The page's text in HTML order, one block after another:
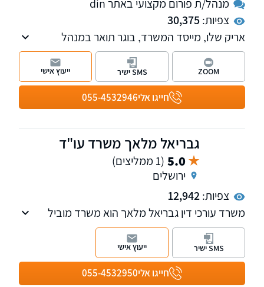
מנהל/ת פורום מקצועי באתר din
צפיות:30,375
אריק שלו, מייסד המשרד, בוגר תואר במנהל
עסקים במימון בהצטיינות ותואר שני מאוניברסיטת
תל אביב, עוסק בנזיקין ודיני העבודה, טיפול
בתאונות עבודה, תאונות דרכים, רשלנות רפואית,
קצין תגמולים, ייצוג עובדים ומעסיקים בשלל
הערכאות הרלוונטיות בתביעות שכר וזכויות
חייגו אלי055-4532946
ZOOM SMS ישיר ייעוץ אישי
גבריאל מלאך משרד עו"ד
5.0 (1 ממליצים)
ירושלים
צפיות:12,942
משרד עורכי דין גבריאל מלאך הוא משרד מוביל
בעל ניסיון של למעלה מ-25 בתחום נזקי הגוף.
למשרד מספר שלוחות: ירושלים, רחובות, אשדוד,
בני ברק וביתר עלית.
חייגו אלי055-4532950
SMS ישיר ייעוץ אישי